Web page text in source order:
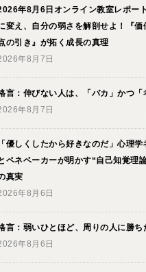
年8月6日オンライン教室レポー
変え、自分の弱さを解剖せよ！『価
の引き』が拓く成長の真理
年8月7日
言：伸びない人は、「バカ」かつ「
年8月7日
「優しくしたから好きなのだ」心理
ペネベーカーが明かす“自己知覚理
真実
年8月6日
言：弱いひとほど、周りの人に勝ち
年8月6日